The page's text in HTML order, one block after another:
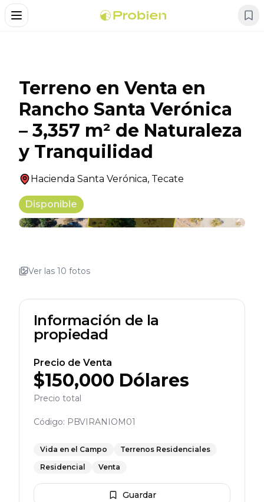
Alternar Menu
Terreno en Venta en
Rancho Santa Verónica
– 3,357 m² de Naturaleza
y Tranquilidad
Hacienda Santa Verónica, Tecate
Disponible
Ver las 10 fotos
Información de la
propiedad
Precio de Venta
$150,000 Dólares
Precio total
Código: PBVIRANIOM01
Vida en el Campo
Terrenos Residenciales
Residencial
Venta
Guardar